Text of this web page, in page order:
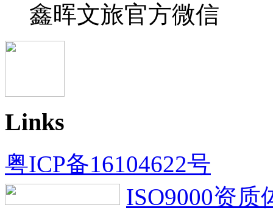
鑫晖文旅官方微信
Links
粤ICP备16104622号
ISO9000资质